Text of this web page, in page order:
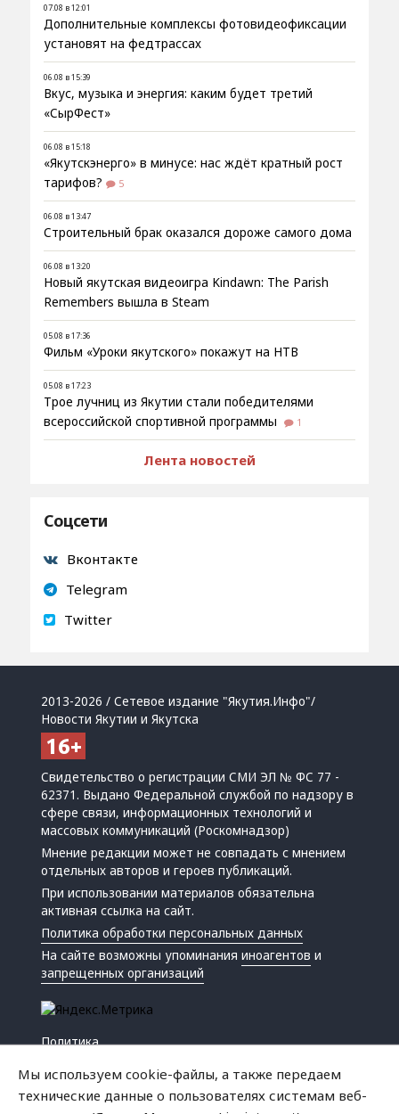
07.08 в 12:01
Дополнительные комплексы фотовидеофиксации
установят на федтрассах
06.08 в 15:39
Вкус, музыка и энергия: каким будет третий
«СырФест»
06.08 в 15:18
«Якутскэнерго» в минусе: нас ждёт кратный рост
тарифов?
5
06.08 в 13:47
Строительный брак оказался дороже самого дома
06.08 в 13:20
Новый якутская видеоигра Kindawn: The Parish
Remembers вышла в Steam
05.08 в 17:36
Фильм «Уроки якутского» покажут на НТВ
05.08 в 17:23
Трое лучниц из Якутии стали победителями
всероссийской спортивной программы
1
Лента новостей
Соцсети
Вконтакте
Telegram
Twitter
2013-2026 / Сетевое издание "Якутия.Инфо"/
Новости Якутии и Якутска
Свидетельство о регистрации СМИ ЭЛ № ФС 77 -
62371. Выдано Федеральной службой по надзору в
сфере связи, информационных технологий и
массовых коммуникаций (Роскомнадзор)
Мнение редакции может не совпадать с мнением
отдельных авторов и героев публикаций.
При использовании материалов обязательна
активная ссылка на сайт.
Политика обработки персональных данных
На сайте возможны упоминанияиноагентов и
запрещенных организаций
Политика
Мы используем cookie-файлы, а также передаем
технические данные о пользователях системам веб-